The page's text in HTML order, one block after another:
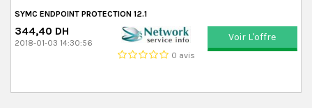
SYMC ENDPOINT PROTECTION 12.1
344,40 DH
2018-01-03 14:30:56
0 avis
Voir L'offre